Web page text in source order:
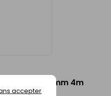
accepter
- 200x7mm 4m